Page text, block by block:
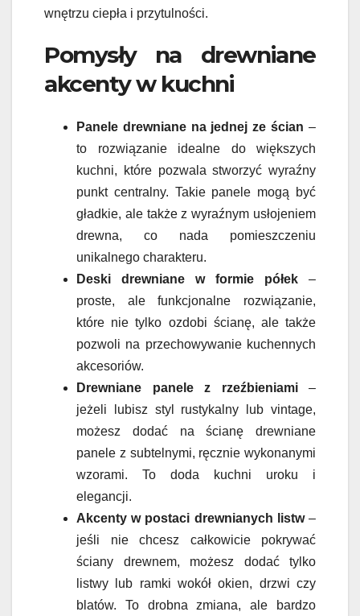
wnętrzu ciepła i przytulności.
Pomysły na drewniane
akcenty w kuchni
Panele drewniane na jednej ze ścian –
to rozwiązanie idealne do większych
kuchni, które pozwala stworzyć wyraźny
punkt centralny. Takie panele mogą być
gładkie, ale także z wyraźnym usłojeniem
drewna, co nada pomieszczeniu
unikalnego charakteru.
Deski drewniane w formie półek –
proste, ale funkcjonalne rozwiązanie,
które nie tylko ozdobi ścianę, ale także
pozwoli na przechowywanie kuchennych
akcesoriów.
Drewniane panele z rzeźbieniami–
jeżeli lubisz styl rustykalny lub vintage,
możesz dodać na ścianę drewniane
panele z subtelnymi, ręcznie wykonanymi
wzorami. To doda kuchni uroku i
elegancji.
Akcenty w postaci drewnianych listw–
jeśli nie chcesz całkowicie pokrywać
ściany drewnem, możesz dodać tylko
listwy lub ramki wokół okien, drzwi czy
blatów. To drobna zmiana, ale bardzo